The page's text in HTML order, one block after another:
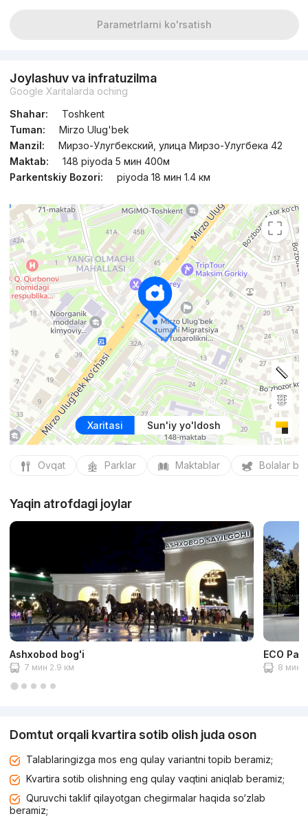
Parametrlarni ko'rsatish
Joylashuv va infratuzilma
Google Xaritalarda oching
Shahar:
Toshkent
Tuman:
Mirzo Ulug'bek
Manzil:
Мирзо-Улугбекский, улица Мирзо-Улугбека 42
Maktab:
148 piyoda 5 мин 400м
Parkentskiy Bozori:
piyoda 18 мин 1.4 км
Xaritasi Sun'iy yo'ldosh
Ovqat Parklar Maktablar Bolalar
Yaqin atrofdagi joylar
Ashxobod bog'i
7 мин 2.9 км
ECO
8 мин
Domtut orqali kvartira sotib olish juda oson
Talablaringizga mos eng qulay variantni topib beramiz;
Kvartira sotib olishning eng qulay vaqtini aniqlab beramiz;
Quruvchi taklif qilayotgan chegirmalar haqida so‘zlab
beramiz;